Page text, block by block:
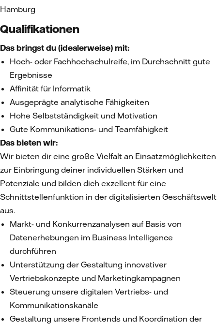
Hamburg
Qualifikationen
Das bringst du (idealerweise) mit:
Hoch- oder Fachhochschulreife, im Durchschnitt gute
Ergebnisse
Affinität für Informatik
Ausgeprägte analytische Fähigkeiten
Hohe Selbstständigkeit und Motivation
Gute Kommunikations- und Teamfähigkeit
Das bieten wir:
Wir bieten dir eine große Vielfalt an Einsatzmöglichkeiten
zur Einbringung deiner individuellen Stärken und
Potenziale und bilden dich exzellent für eine
Schnittstellenfunktion in der digitalisierten Geschäftswelt
aus.
Markt- und Konkurrenzanalysen auf Basis von
Datenerhebungen im Business Intelligence
durchführen
Unterstützung der Gestaltung innovativer
Vertriebskonzepte und Marketingkampagnen
Steuerung unsere digitalen Vertriebs- und
Kommunikationskanäle
Gestaltung unsere Frontends und Koordination der